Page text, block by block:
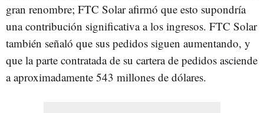
gran renombre; FTC Solar afirmó que esto supondría
una contribución significativa a los ingresos. FTC Solar
también señaló que sus pedidos siguen aumentando, y
que la parte contratada de su cartera de pedidos asciende
a aproximadamente 543 millones de dólares.